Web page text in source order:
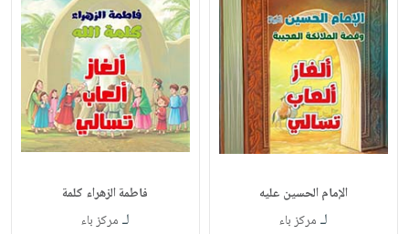
الإمام الحسين عليه
لـ مركز باء
فاطمة الزهراء كلمة
لـ مركز باء